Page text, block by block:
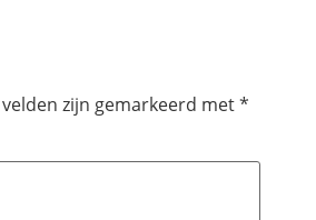
zijn gemarkeerd met*